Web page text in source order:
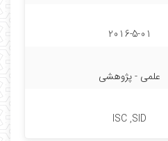
2016-5-01
علمی - پژوهشی
ISC ,SID